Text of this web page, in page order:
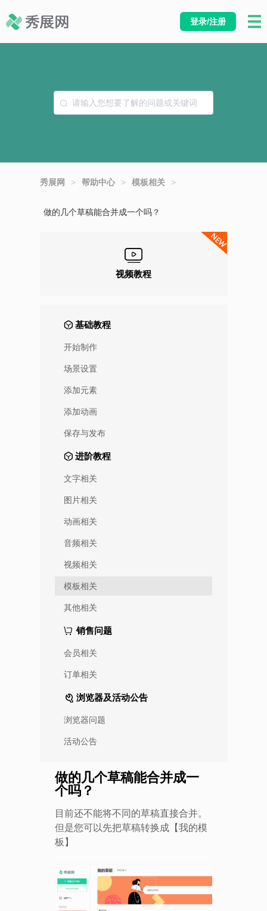
登录/注册
秀展网 > 帮助中心 > 模板相关 >
做的几个草稿能合并成一个吗？
视频教程
基础教程
开始制作
场景设置
添加元素
添加动画
保存与发布
进阶教程
文字相关
图片相关
动画相关
音频相关
视频相关
模板相关
其他相关
销售问题
会员相关
订单相关
浏览器及活动公告
浏览器问题
活动公告
做的几个草稿能合并成一
个吗？
目前还不能将不同的草稿直接合并。
但是您可以先把草稿转换成 【我的模
板 】